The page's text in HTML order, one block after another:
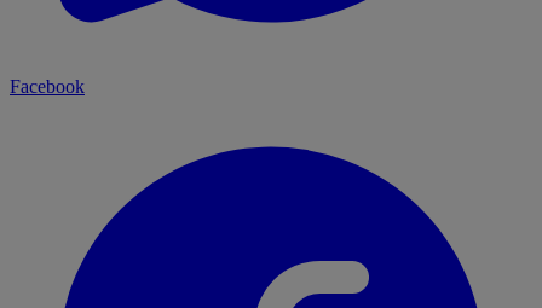
Facebook